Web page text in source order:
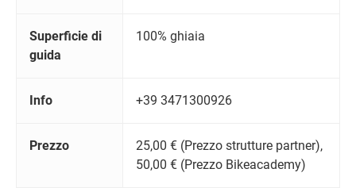
Superficie di
guida
100% ghiaia
Info +39 3471300926
Prezzo
25,00 € (Prezzo strutture partner),
50,00 € (Prezzo Bikeacademy)